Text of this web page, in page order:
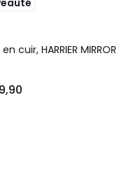
cuir, HARRIER MIRROR